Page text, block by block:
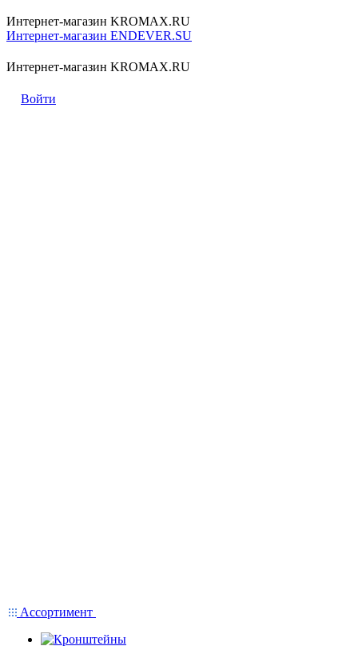
Интернет-магазин KROMAX.RU
Интернет-магазин ENDEVER.SU
Интернет-магазин KROMAX.RU
Войти
Ассортимент